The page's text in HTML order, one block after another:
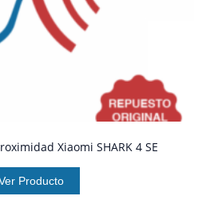
Xiaomi SHARK 4 SE
Producto